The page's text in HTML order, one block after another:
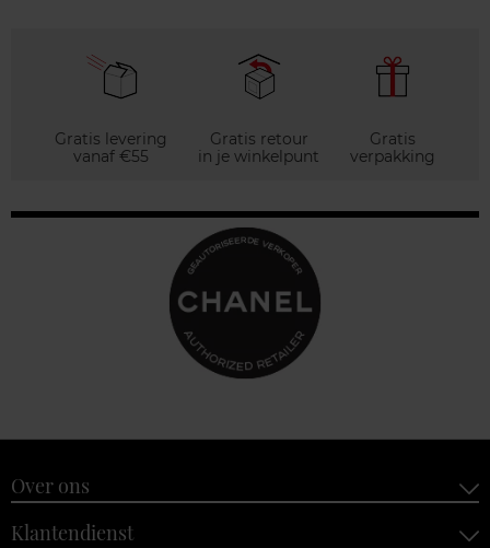
Gratis levering
vanaf €55
Gratis retour
in je winkelpunt
Gratis
verpakking
Over ons
Klantendienst